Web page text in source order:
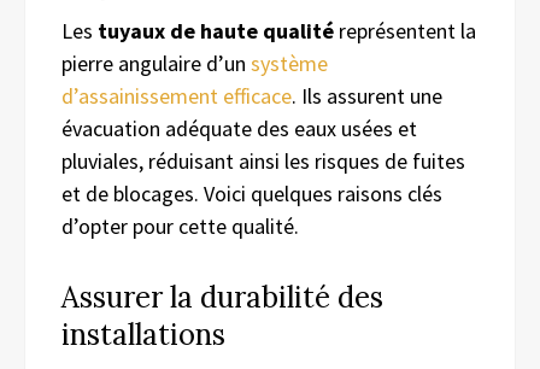
Les tuyaux de haute qualité représentent la
pierre angulaire d’un système
d’assainissement efficace. Ils assurent une
évacuation adéquate des eaux usées et
pluviales, réduisant ainsi les risques de fuites
et de blocages. Voici quelques raisons clés
d’opter pour cette qualité.
Assurer la durabilité des
installations